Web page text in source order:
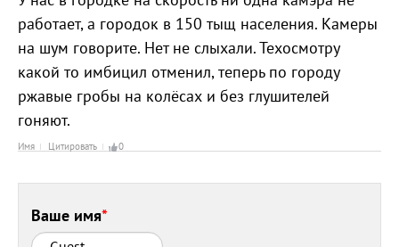
работает, а городок в 150 тыщ населения. Камеры
на шум говорите. Нет не слыхали. Техосмотру
какой то имбицил отменил, теперь по городу
ржавые гробы на колёсах и без глушителей
гоняют.
Имя Цитировать 0
Ваше имя*